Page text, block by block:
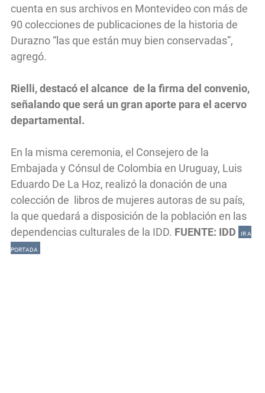
cuenta en sus archivos en Montevideo con más de
90 colecciones de publicaciones de la historia de
Durazno “las que están muy bien conservadas”,
agregó.
Rielli, destacó el alcance de la firma del convenio,
señalando que será un gran aporte para el acervo
departamental.
En la misma ceremonia, el Consejero de la
Embajada y Cónsul de Colombia en Uruguay, Luis
Eduardo De La Hoz, realizó la donación de una
colección de libros de mujeres autoras de su país,
la que quedará a disposición de la población en las
dependencias culturales de la IDD. FUENTE: IDD IR A
PORTADA